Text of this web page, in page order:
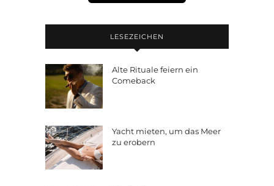
LESEZEICHEN
Alte Rituale feiern ein
Comeback
Yacht mieten, um das Meer
zu erobern